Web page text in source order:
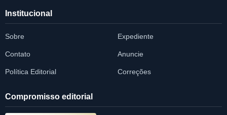
Institucional
Sobre Expediente
Contato Anuncie
Política Editorial Correções
Compromisso editorial